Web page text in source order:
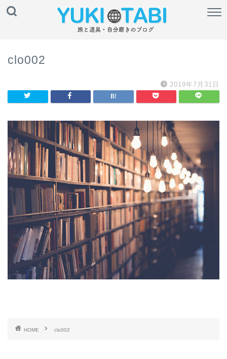
clo002
2019年7月31日
HOME clo002